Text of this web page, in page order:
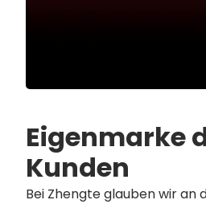
Eigenmarke
Kunden
Bei Zhengte glauben wir an